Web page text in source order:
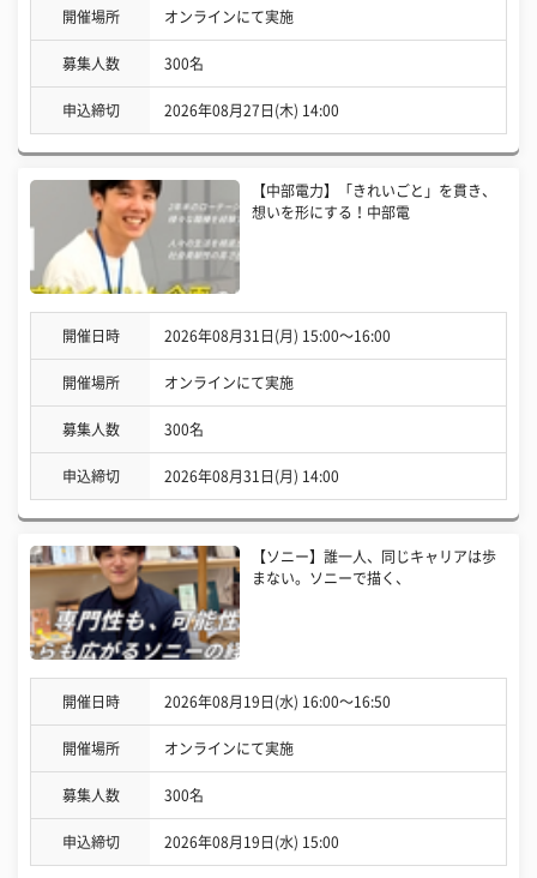
開催場所 オンラインにて実施
募集人数 300名
申込締切 2026年08月27日(木) 14:00
【中部電力】「きれいごと」を貫き、
想いを形にする！中部電
開催日時 2026年08月31日(月) 15:00〜16:00
開催場所 オンラインにて実施
募集人数 300名
申込締切 2026年08月31日(月) 14:00
【ソニー】誰一人、同じキャリアは歩
まない。ソニーで描く、
開催日時 2026年08月19日(水) 16:00〜16:50
開催場所 オンラインにて実施
募集人数 300名
申込締切 2026年08月19日(水) 15:00